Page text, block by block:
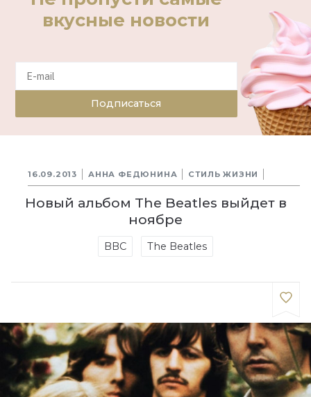
вкусные новости
Подписаться
16.09.2013 АННА ФЕДЮНИНА СТИЛЬ ЖИЗНИ
Новый альбом The Beatles выйдет в
ноябре
BBC The Beatles